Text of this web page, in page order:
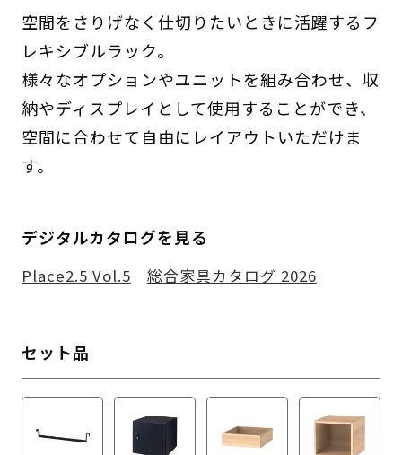
空間をさりげなく仕切りたいときに活躍するフ
レキシブルラック。
様々なオプションやユニットを組み合わせ、収
納やディスプレイとして使用することができ、
空間に合わせて自由にレイアウトいただけま
す。
デジタルカタログを見る
Place2.5 Vol.5 総合家具カタログ 2026
セット品